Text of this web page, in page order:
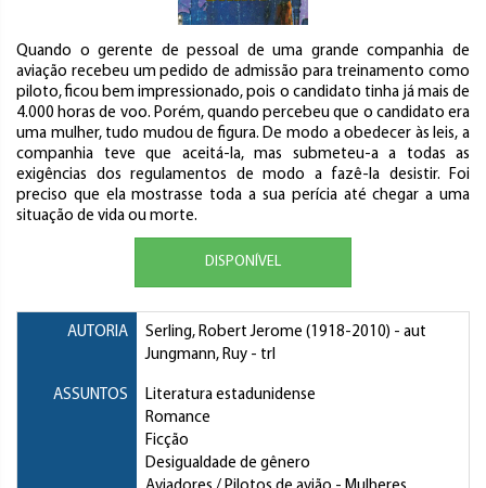
Quando o gerente de pessoal de uma grande companhia de
aviação recebeu um pedido de admissão para treinamento como
piloto, ficou bem impressionado, pois o candidato tinha já mais de
4.000 horas de voo. Porém, quando percebeu que o candidato era
uma mulher, tudo mudou de figura. De modo a obedecer às leis, a
companhia teve que aceitá-la, mas submeteu-a a todas as
exigências dos regulamentos de modo a fazê-la desistir. Foi
preciso que ela mostrasse toda a sua perícia até chegar a uma
situação de vida ou morte.
DISPONÍVEL
AUTORIA Serling, Robert Jerome (1918-2010) - aut
Jungmann, Ruy - trl
ASSUNTOS
Literatura estadunidense
Romance
Ficção
Desigualdade de gênero